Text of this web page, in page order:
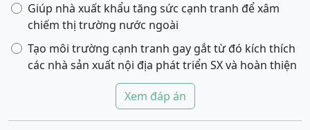
Giúp nhà xuất khẩu tăng sức cạnh tranh để xâm
chiếm thị trường nước ngoài
Tạo môi trường cạnh tranh gay gắt từ đó kích thích
các nhà sản xuất nội địa phát triển SX và hoàn thiện
Xem đáp án